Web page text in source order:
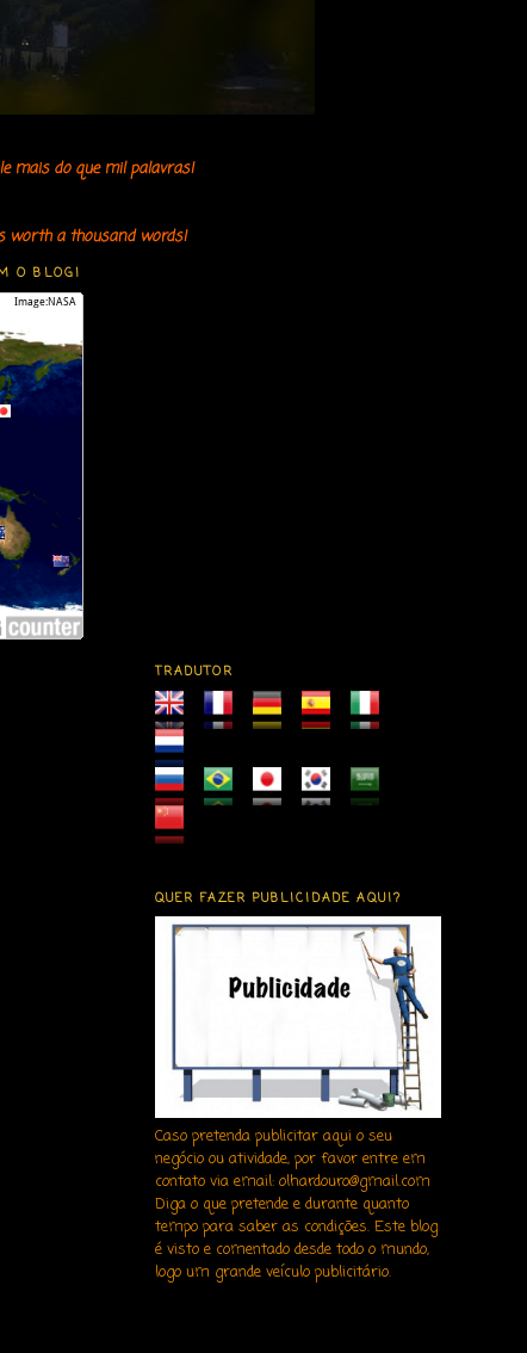
mais do que mil palavras!
worth a thousand words!
O BLOG!
TRADUTOR
QUER FAZER PUBLICIDADE AQUI?
Caso pretenda publicitar aqui o seu
negócio ou atividade, por favor entre em
contato via email: olhardouro@gmail.com
Diga o que pretende e durante quanto
tempo para saber as condições. Este blog
é visto e comentado desde todo o mundo,
logo um grande veículo publicitário.